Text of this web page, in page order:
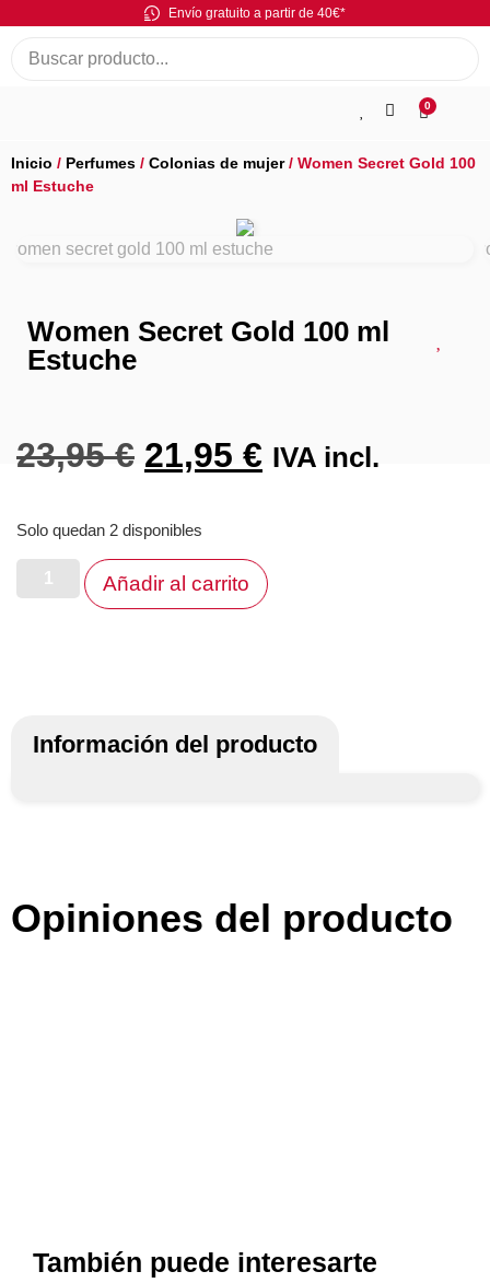
Envío gratuito a partir de 40€*
0
Inicio / Perfumes / Colonias de mujer/ Women Secret Gold 100
ml Estuche
Women Secret Gold 100 ml
Estuche
23,95€ 21,95 € IVA incl.
Solo quedan 2 disponibles
Añadir al carrito
Información del producto
Opiniones del producto
También puede interesarte